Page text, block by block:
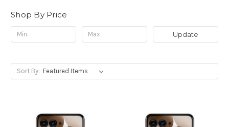
Shop By Price
Update
Sort By: